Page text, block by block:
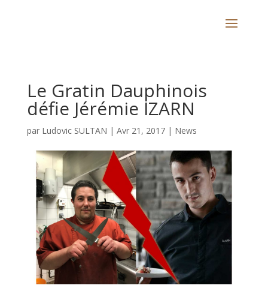
Le Gratin Dauphinois
défie Jérémie IZARN
par Ludovic SULTAN | Avr 21, 2017| News